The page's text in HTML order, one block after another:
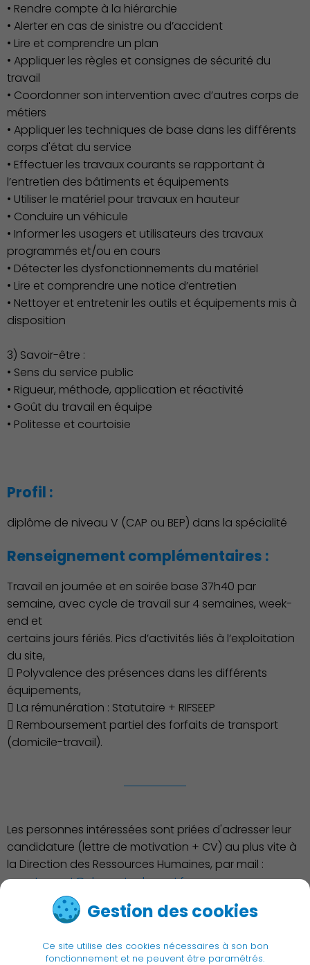
Gestion des cookies
Ce site utilise des cookies nécessaires à son bon
fonctionnement et ne peuvent être paramétrés.
Économie Commerce
• Rendre compte à la hiérarchie
• Alerter en cas de sinistre ou d’accident
• Lire et comprendre un plan
• Appliquer les règles et consignes de sécurité du
travail
• Coordonner son intervention avec d’autres corps de
métiers
• Appliquer les techniques de base dans les différents
corps d'état du service
• Effectuer les travaux courants se rapportant à
l’entretien des bâtiments et équipements
• Utiliser le matériel pour travaux en hauteur
• Conduire un véhicule
• Informer les usagers et utilisateurs des travaux
programmés et/ou en cours
• Détecter les dysfonctionnements du matériel
• Lire et comprendre une notice d’entretien
• Nettoyer et entretenir les outils et équipements mis à
disposition
3) Savoir-être :
• Sens du service public
• Rigueur, méthode, application et réactivité
• Goût du travail en équipe
• Politesse et courtoisie
Profil :
diplôme de niveau V (CAP ou BEP) dans la spécialité
Renseignement complémentaires :
Travail en journée et en soirée base 37h40 par
semaine, avec cycle de travail sur 4 semaines, week-
end et
certains jours fériés. Pics d’activités liés à l’exploitation
du site,
 Polyvalence des présences dans les différents
équipements,
 La rémunération : Statutaire + RIFSEEP
 Remboursement partiel des forfaits de transport
(domicile-travail).
Les personnes intéressées sont priées d'adresser leur
candidature (lettre de motivation + CV) au plus vite à
la Direction des Ressources Humaines, par mail :
recrutement@charentonlepont.fr
< Retour à la liste